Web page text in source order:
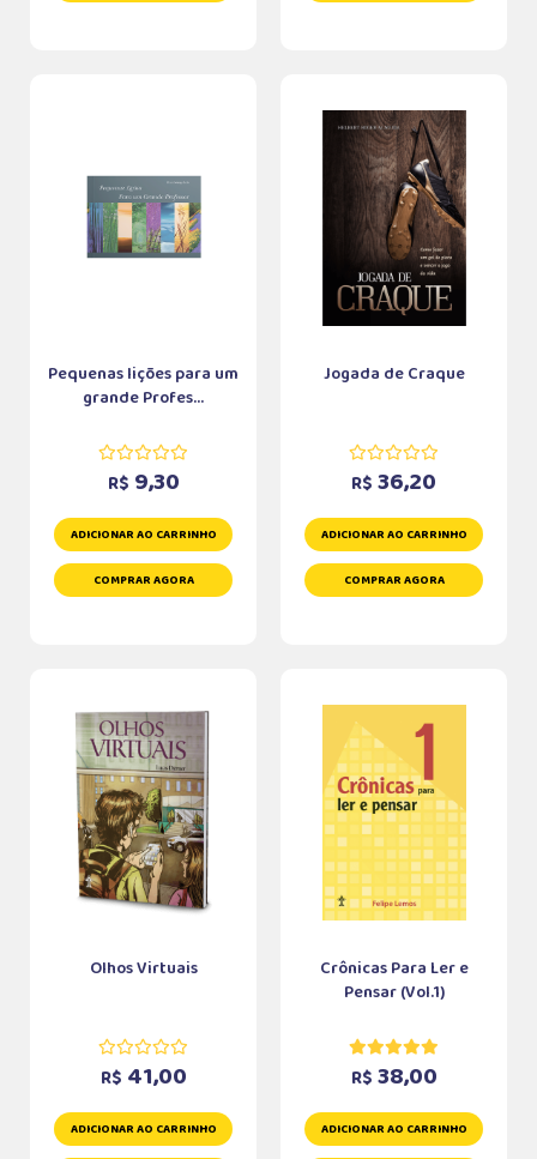
Pequenas lições para um
grande Profes...
R$ 9,30
ADICIONAR AO CARRINHO
COMPRAR AGORA
Jogada de Craque
R$ 36,20
ADICIONAR AO CARRINHO
COMPRAR AGORA
Olhos Virtuais
R$ 41,00
ADICIONAR AO CARRINHO
Crônicas Para Ler e
Pensar (Vol.1)
R$ 38,00
ADICIONAR AO CARRINHO